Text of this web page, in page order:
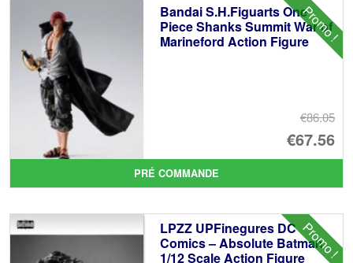
Promo !
Bandai S.H.Figuarts One
Piece Shanks Summit War of
Marineford Action Figure
€86.05
Le
€67.56
Le
PRÉ COMMANDE
Promo !
LPZZ UPFinegures DC
Comics – Absolute Batman
1/12 Scale Action Figure